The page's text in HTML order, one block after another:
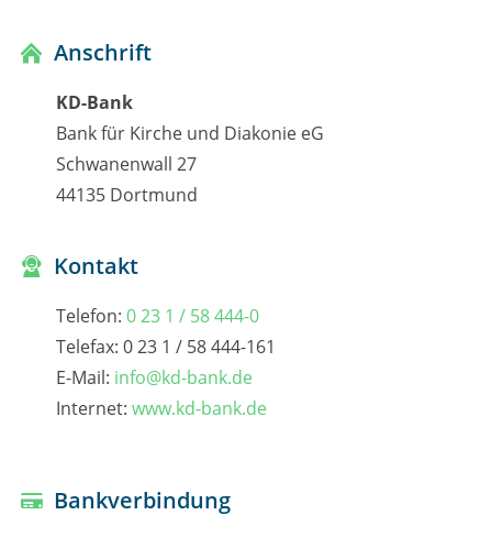
Anschrift
KD-Bank
Bank für Kirche und Diakonie eG
Schwanenwall 27
44135 Dortmund
Kontakt
Telefon: 0 23 1 / 58 444-0
Telefax: 0 23 1 / 58 444-161
E-Mail: info@kd-bank.de
Internet: www.kd-bank.de
Bankverbindung